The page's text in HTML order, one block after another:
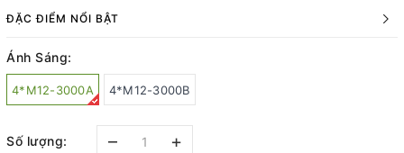
ĐẶC ĐIỂM NỔI BẬT
Ánh Sáng:
4*M12-3000A 4*M12-3000B
Số lượng: – +